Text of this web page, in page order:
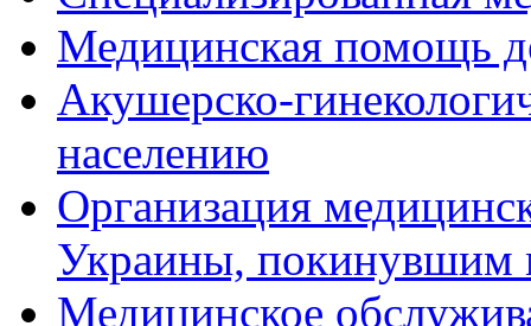
Медицинская помощь
Акушерско-
населению
Организация
Украины, покинувшим
Медицинское